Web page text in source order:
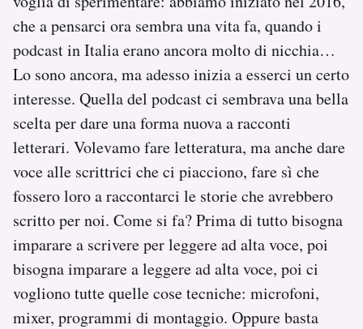
che a pensarci ora sembra una vita fa, quando i
podcast in Italia erano ancora molto di nicchia…
Lo sono ancora, ma adesso inizia a esserci un certo
interesse. Quella del podcast ci sembrava una bella
scelta per dare una forma nuova a racconti
letterari. Volevamo fare letteratura, ma anche dare
voce alle scrittrici che ci piacciono, fare sì che
fossero loro a raccontarci le storie che avrebbero
scritto per noi. Come si fa? Prima di tutto bisogna
imparare a scrivere per leggere ad alta voce, poi
bisogna imparare a leggere ad alta voce, poi ci
vogliono tutte quelle cose tecniche: microfoni,
mixer, programmi di montaggio. Oppure basta